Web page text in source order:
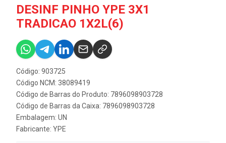
DESINF PINHO YPE 3X1
TRADICAO 1X2L(6)
Código: 903725
Código NCM: 38089419
Código de Barras do Produto: 7896098903728
Código de Barras da Caixa: 7896098903728
Embalagem: UN
Fabricante: YPE